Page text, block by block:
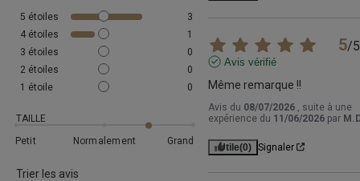
5 étoiles
3
4 étoiles
1
3 étoiles
0
2 étoiles
0
1 étoile 0
TAILLE
Petit
Normalement Grand
Trier les avis
5/5
Avis vérifié
Même remarque !!
Avis du 08/07/2026
, suite à une
expérience du 11/06/2026 par
Utile(0) Signaler